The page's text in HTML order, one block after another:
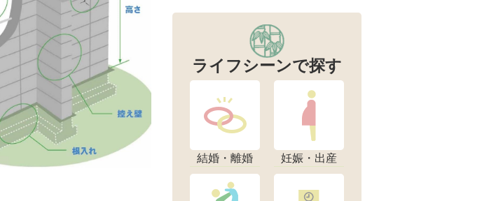
ライフシーンで探す
結婚・離婚 妊娠・出産